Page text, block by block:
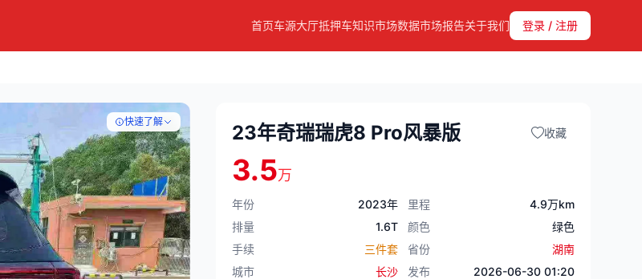
首页车源大厅抵押车知识市场数据市场报告关于我们 登录 / 注册
快速了解 23年奇瑞瑞虎8 Pro风暴版 收藏
3.5万
年份 2023年 里程
4.9万km
排量
1.6T 颜色
绿色
手续
三件套 省份
湖南
城市
长沙 发布 2026-06-30 01:20